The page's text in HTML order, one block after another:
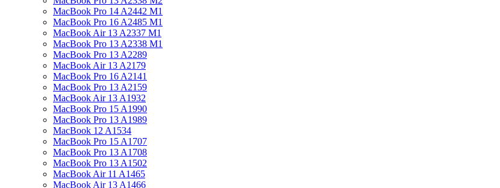
MacBook Pro 14 A2442 M1
MacBook Pro 16 A2485 M1
MacBook Air 13 A2337 M1
MacBook Pro 13 A2338 M1
MacBook Pro 13 A2289
MacBook Air 13 A2179
MacBook Pro 16 A2141
MacBook Pro 13 A2159
MacBook Air 13 A1932
MacBook Pro 15 A1990
MacBook Pro 13 A1989
MacBook 12 A1534
MacBook Pro 15 A1707
MacBook Pro 13 A1708
MacBook Pro 13 A1502
MacBook Air 11 A1465
MacBook Air 13 A1466